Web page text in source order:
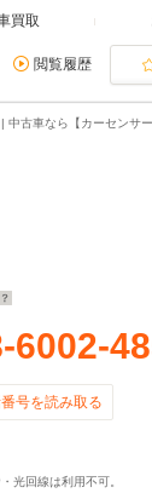
買取
閲覧履歴
中古車なら【カーセンサー
6002-
号を読み取る
光回線は利用不可。